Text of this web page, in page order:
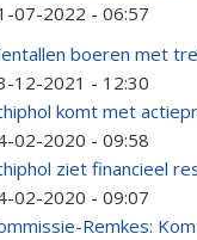
07-2022 - 06:57
boeren met
12-2021 - 12:30
komt met
02-2020 - 09:58
ziet financieel
02-2020 - 09:07
Remkes: